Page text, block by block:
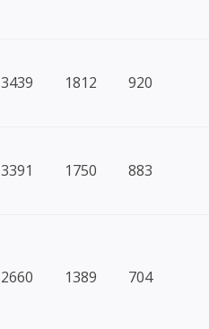
3439 1812 920
3391 1750 883
2660 1389 704